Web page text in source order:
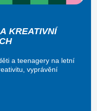
KREATIVNÍ
a teenagery na letní
vyprávění